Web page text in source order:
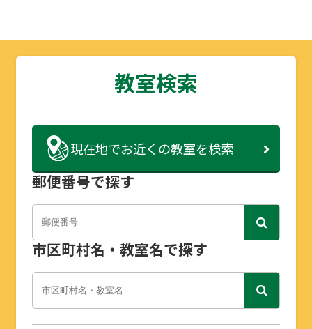
教室検索
現在地でお近くの教室を検索
郵便番号で探す
市区町村名・教室名で探す